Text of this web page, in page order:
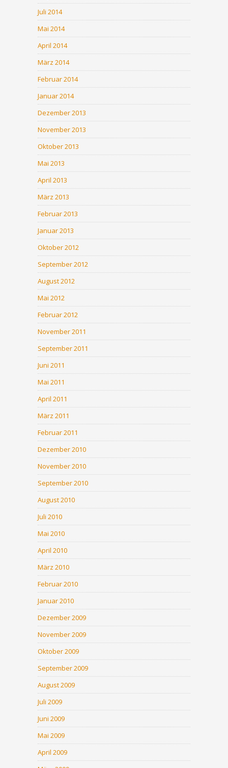
Juli 2014
Mai 2014
April 2014
März 2014
Februar 2014
Januar 2014
Dezember 2013
November 2013
Oktober 2013
Mai 2013
April 2013
März 2013
Februar 2013
Januar 2013
Oktober 2012
September 2012
August 2012
Mai 2012
Februar 2012
November 2011
September 2011
Juni 2011
Mai 2011
April 2011
März 2011
Februar 2011
Dezember 2010
November 2010
September 2010
August 2010
Juli 2010
Mai 2010
April 2010
März 2010
Februar 2010
Januar 2010
Dezember 2009
November 2009
Oktober 2009
September 2009
August 2009
Juli 2009
Juni 2009
Mai 2009
April 2009